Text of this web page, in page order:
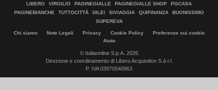
LIBERO VIRGILIO PAGINEGIALLE PAGINEGIALLE SHOP
PGCASA
PAGINEBIANCHE
TUTTOCITTÀ DILEI SIVIAGGIA QUIFINANZA
BUONISSIMO
SUPEREVA
Chi siamo Note Legali Privacy Cookie Policy
Preferenze sui cookie
Aiuto
© Italiaonline S.p.A. 2026
Direzione e coordinamento di Libero Acquisition S.á r.l.
P. IVA 03970540963